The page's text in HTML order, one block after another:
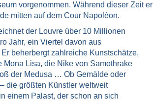
vorgenommen. Während dieser Zeit
mitten auf dem Cour Napoléon.
der Louvre über 10 Millionen
Jahr, ein Viertel davon aus
beherbergt zahlreiche Kunstschätze,
Mona Lisa, die Nike von Samothrake
der Medusa … Ob Gemälde oder
die größten Künstler weltweit
einem Palast, der schon an sich